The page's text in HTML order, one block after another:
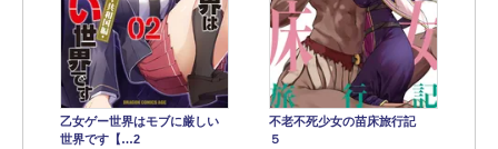
乙女ゲー世界はモブに厳しい
世界です【…2
不老不死少女の苗床旅行記
５